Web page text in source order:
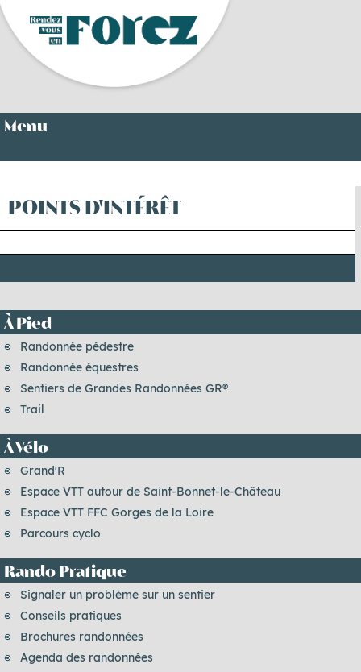
Menu
POINTS D'INTÉRÊT
À Pied
Randonnée pédestre
Randonnée équestres
Sentiers de Grandes Randonnées GR®
Trail
À Vélo
Grand'R
Espace VTT autour de Saint-Bonnet-le-Château
Espace VTT FFC Gorges de la Loire
Parcours cyclo
Rando Pratique
Signaler un problème sur un sentier
Conseils pratiques
Brochures randonnées
Agenda des randonnées